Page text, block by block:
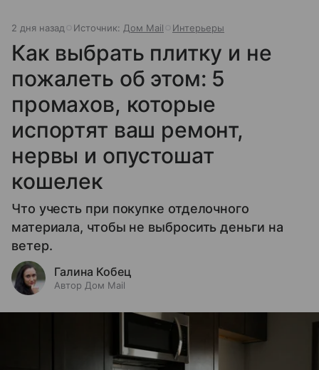
2 дня назад Источник: Дом Mail Интерьеры
Как выбрать плитку и не
пожалеть об этом: 5
промахов, которые
испортят ваш ремонт,
нервы и опустошат
кошелек
Что учесть при покупке отделочного
материала, чтобы не выбросить деньги на
ветер.
Галина Кобец
Автор Дом Mail